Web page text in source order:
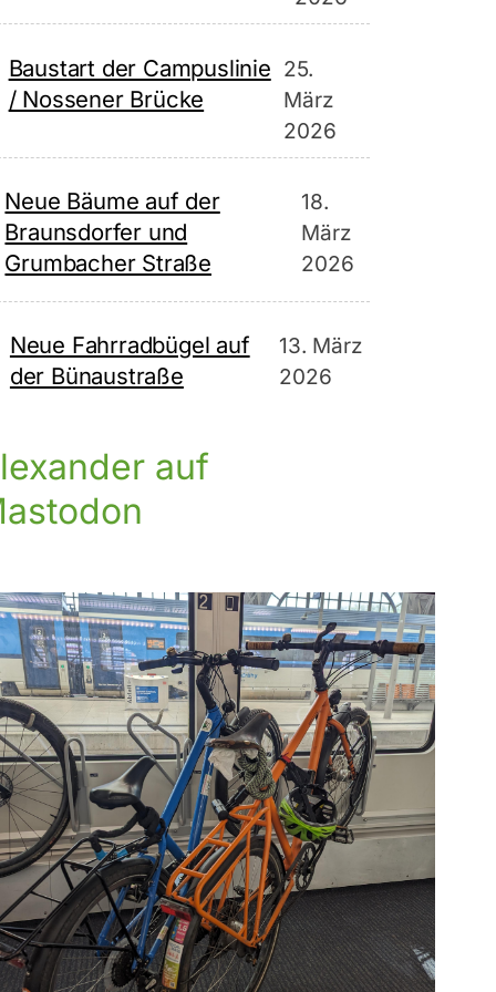
Baustart der Campuslinie
/ Nossener Brücke
25.
März
2026
Neue Bäume auf der
Braunsdorfer und
Grumbacher Straße
18.
März
2026
Neue Fahrradbügel auf
der Bünaustraße
13. März
2026
auf